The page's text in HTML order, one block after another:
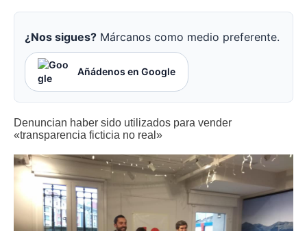
¿Nos sigues? Márcanos como medio preferente.
Añádenos en Google
Denuncian haber sido utilizados para vender
«transparencia ficticia no real»